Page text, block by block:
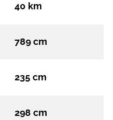
40 km
789 cm
235 cm
298 cm